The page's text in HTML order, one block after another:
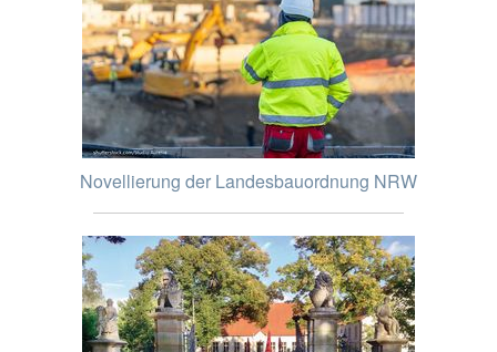
Novellierung der Landesbauordnung NRW